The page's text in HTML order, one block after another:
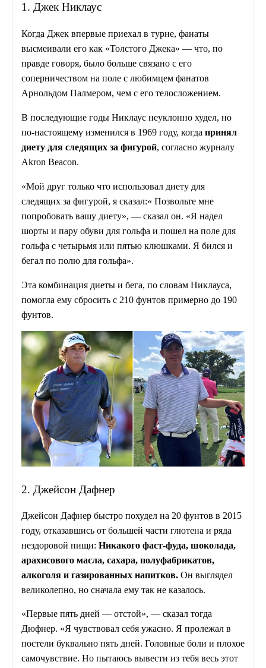
1. Джек Никлаус
Когда Джек впервые приехал в турне, фанаты
высмеивали его как «Толстого Джека» — что, по
правде говоря, было больше связано с его
соперничеством на поле с любимцем фанатов
Арнольдом Палмером, чем с его телосложением.
В последующие годы Никлаус неуклонно худел, но
по-настоящему изменился в 1969 году, когда принял
диету для следящих за фигурой, согласно журналу
Akron Beacon.
«Мой друг только что использовал диету для
следящих за фигурой, я сказал:« Позвольте мне
попробовать вашу диету», — сказал он. «Я надел
шорты и пару обуви для гольфа и пошел на поле для
гольфа с четырьмя или пятью клюшками. Я бился и
бегал по полю для гольфа».
Эта комбинация диеты и бега, по словам Никлауса,
помогла ему сбросить с 210 фунтов примерно до 190
фунтов.
2. Джейсон Дафнер
Джейсон Дафнер быстро похудел на 20 фунтов в 2015
году, отказавшись от большей части глютена и ряда
нездоровой пищи: Никакого фаст-фуда, шоколада,
арахисового масла, сахара, полуфабрикатов,
алкоголя и газированных напитков. Он выглядел
великолепно, но сначала ему так не казалось.
«Первые пять дней — отстой», — сказал тогда
Дюфнер. «Я чувствовал себя ужасно. Я пролежал в
постели буквально пять дней. Головные боли и плохое
самочувствие. Но пытаюсь вывести из тебя весь этот